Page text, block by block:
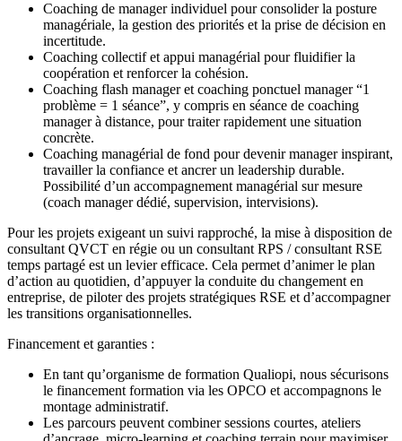
Coaching de manager individuel pour consolider la posture
managériale, la gestion des priorités et la prise de décision en
incertitude.
Coaching collectif et appui managérial pour fluidifier la
coopération et renforcer la cohésion.
Coaching flash manager et coaching ponctuel manager “1
problème = 1 séance”, y compris en séance de coaching
manager à distance, pour traiter rapidement une situation
concrète.
Coaching managérial de fond pour devenir manager inspirant,
travailler la confiance et ancrer un leadership durable.
Possibilité d’un accompagnement managérial sur mesure
(coach manager dédié, supervision, intervisions).
Pour les projets exigeant un suivi rapproché, la mise à disposition de
consultant QVCT en régie ou un consultant RPS / consultant RSE
temps partagé est un levier efficace. Cela permet d’animer le plan
d’action au quotidien, d’appuyer la conduite du changement en
entreprise, de piloter des projets stratégiques RSE et d’accompagner
les transitions organisationnelles.
Financement et garanties :
En tant qu’organisme de formation Qualiopi, nous sécurisons
le financement formation via les OPCO et accompagnons le
montage administratif.
Les parcours peuvent combiner sessions courtes, ateliers